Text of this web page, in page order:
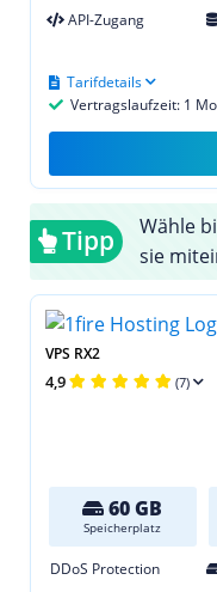
API-Zugang
Vertragslaufzeit: 1
Tarifdetails
Tipp
Wähle
sie
VPS RX2
4,9 (7)
60 GB
Speicherplatz
DDoS Protection